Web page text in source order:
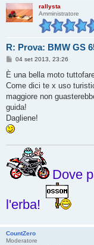
rallysta
Amministratore
R: Prova: BMW GS
M
s
a
g
i
o
04 set 2013, 23:26
È una bella moto
Come dici te x uso
maggiore non
guida!
Dagliene!
Dove
l'erba!
CountZero
Moderatore